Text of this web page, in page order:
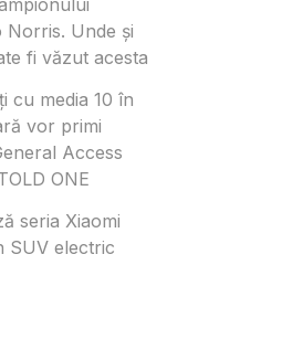
Norris. Unde și
fi văzut acesta
cu media 10 în
vor primi
Access
ONE
seria Xiaomi
SUV electric